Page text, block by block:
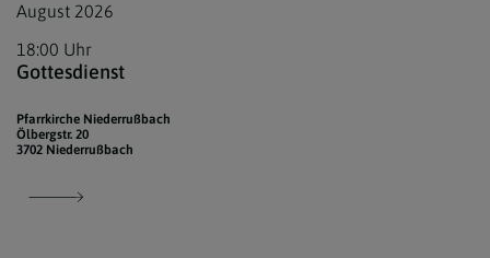
August 2026
18:00 Uhr
Gottesdienst
Pfarrkirche Niederrußbach
Ölbergstr. 20
3702 Niederrußbach